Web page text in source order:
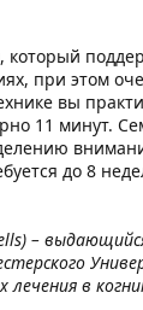
при этом
вы
11 минут.
до 8
–
лечения в